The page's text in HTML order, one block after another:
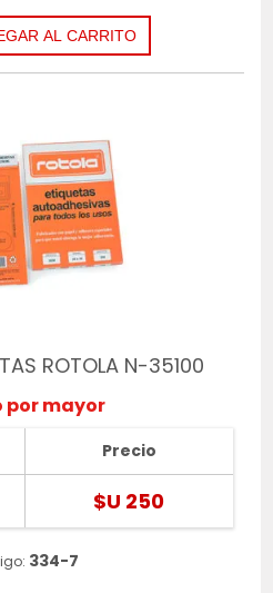
ROTOLA N-35100
por mayor
Precio
$U 250
334-7